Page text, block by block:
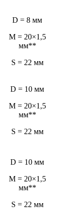
D = 8 мм
M = 20×1,5
мм**
S = 22 мм
D = 10 мм
M = 20×1,5
мм**
S = 22 мм
D = 10 мм
M = 20×1,5
мм**
S = 22 мм